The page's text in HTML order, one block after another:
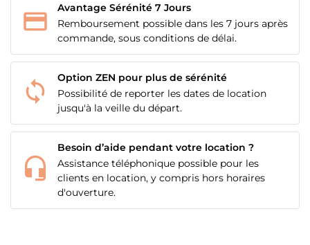
Avantage Sérénité 7 Jours
Remboursement possible dans les 7 jours après
commande, sous conditions de délai.
Option ZEN pour plus de sérénité
Possibilité de reporter les dates de location
jusqu'à la veille du départ.
Besoin d’aide pendant votre location ?
Assistance téléphonique possible pour les
clients en location, y compris hors horaires
d'ouverture.